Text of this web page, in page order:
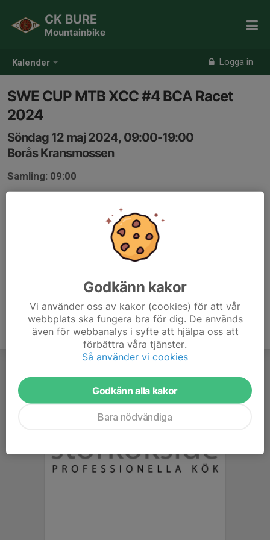
Kalender Logga in
CK BURE
Mountainbike
SWE CUP MTB XCC #4 BCA Racet
2024
Söndag 12 maj 2024, 09:00-19:00
Borås Kransmossen
Samling: 09:00
Godkänn kakor
Vi använder oss av kakor (cookies) för att vår
webbplats ska fungera bra för dig. De används
även för webbanalys i syfte att hjälpa oss att
förbättra våra tjänster.
Så använder vi cookies
Godkänn alla kakor
Bara nödvändiga